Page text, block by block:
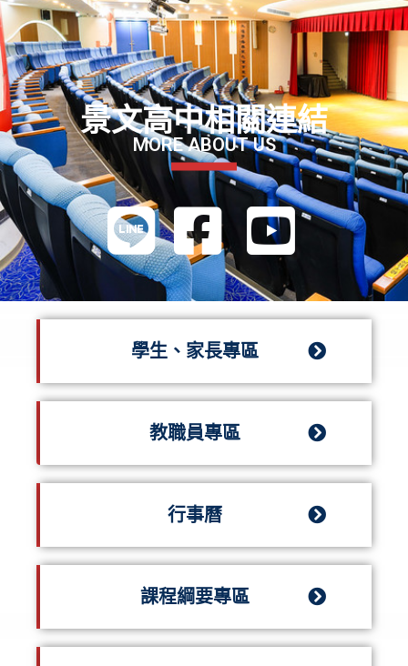
景文高中相關連結
MORE ABOUT US
學生、家長專區
教職員專區
行事曆
課程綱要專區